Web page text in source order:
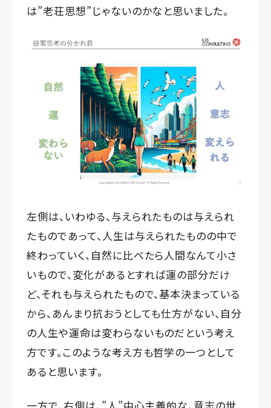
は”老荘思想”じゃないのかなと思いました。
左側は、いわゆる、与えられたものは与えられ
たものであって、人生は与えられたものの中で
終わっていく、自然に比べたら人間なんて小さ
いもので、変化があるとすれば運の部分だけ
ど、それも与えられたもので、基本決まっている
から、あんまり抗おうとしても仕方がない、自分
の人生や運命は変わらないものだという考え
方です。このような考え方も哲学の一つとして
あると思います。